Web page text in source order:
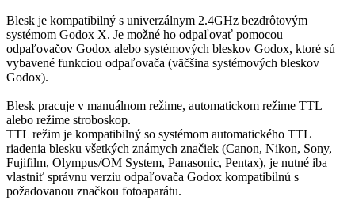
Blesk je kompatibilný s univerzálnym 2.4GHz bezdrôtovým
systémom Godox X. Je možné ho odpaľovať pomocou
odpaľovačov Godox alebo systémových bleskov Godox, ktoré sú
vybavené funkciou odpaľovača (väčšina systémových bleskov
Godox).
Blesk pracuje v manuálnom režime, automatickom režime TTL
alebo režime stroboskop.
TTL režim je kompatibilný so systémom automatického TTL
riadenia blesku všetkých známych značiek (Canon, Nikon, Sony,
Fujifilm, Olympus/OM System, Panasonic, Pentax), je nutné iba
vlastniť správnu verziu odpaľovača Godox kompatibilnú s
požadovanou značkou fotoaparátu.